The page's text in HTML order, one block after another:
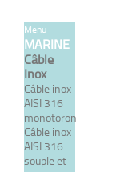
Menu
MARINE
Câble
Inox
Câble inox
AISI 316
monotoron
Câble inox
AISI 316
souple et